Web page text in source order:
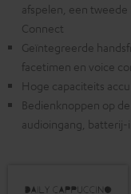
afspelen, een tweede
Connect
Geïntegreerde
facetimen en voice
Hoge capaciteits
Bedienknoppen op
audioingang,